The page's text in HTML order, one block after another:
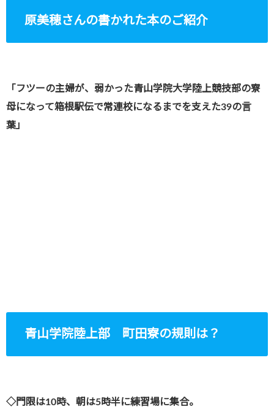
原美穂さんの書かれた本のご紹介
「フツーの主婦が、弱かった青山学院大学陸上競技部の寮
母になって箱根駅伝で常連校になるまでを支えた39の言
葉」
青山学院陸上部 町田寮の規則は？
◇門限は10時、朝は5時半に練習場に集合。